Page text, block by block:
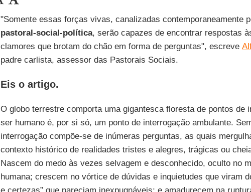
"Somente essas forças vivas, canalizadas contemporaneamente
pastoral-social-política, serão capazes de encontrar respostas
clamores que brotam do chão em forma de perguntas", escreve
padre carlista, assessor das Pastorais Sociais.
Eis o artigo.
O globo terrestre comporta uma gigantesca floresta de pontos de
ser humano é, por si só, um ponto de interrogação ambulante.
interrogação compõe-se de inúmeras perguntas, as quais
contexto histórico de realidades tristes e alegres, trágicas ou
Nascem do medo às vezes selvagem e desconhecido, oculto no
humana; crescem no vórtice de dúvidas e inquietudes que viram